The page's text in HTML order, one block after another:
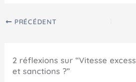
PRÉCÉDENT
2 réflexions sur “Vitesse
et sanctions ?”